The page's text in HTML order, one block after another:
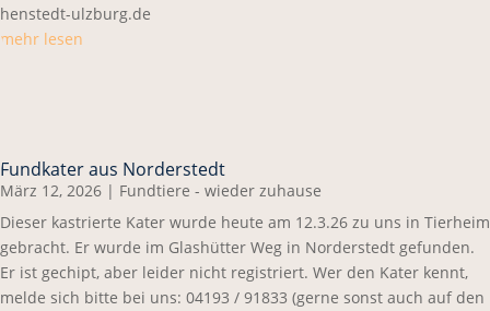
henstedt-ulzburg.de
mehr lesen
Fundkater aus Norderstedt
März 12, 2026 | Fundtiere - wieder zuhause
Dieser kastrierte Kater wurde heute am 12.3.26 zu uns in Tierheim
gebracht. Er wurde im Glashütter Weg in Norderstedt gefunden.
Er ist gechipt, aber leider nicht registriert. Wer den Kater kennt,
melde sich bitte bei uns: 04193 / 91833 (gerne sonst auch auf den